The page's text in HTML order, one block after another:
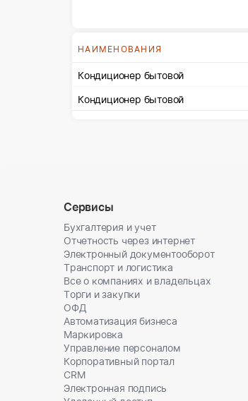
НАИМЕНОВАНИЯ
Кондиционер бытовой
Кондиционер бытовой
Сервисы
Бухгалтерия и учет
Отчетность через интернет
Электронный документооборот
Транспорт и логистика
Все о компаниях и владельцах
Торги и закупки
ОФД
Автоматизация бизнеса
Маркировка
Управление персоналом
Корпоративный портал
CRM
Электронная подпись